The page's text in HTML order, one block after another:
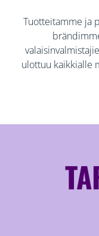
Tuotteitamme ja
ulottuu kaikkialle